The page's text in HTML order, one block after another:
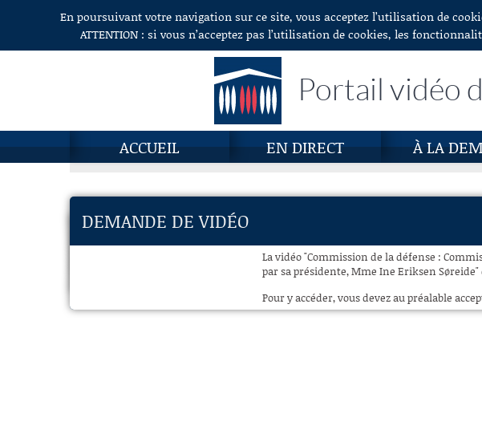
Aller au contenuEn poursuivant votre navigation sur ce site, vous acceptez l’utilisation de
ATTENTION : si vous n’acceptez pas l’utilisation de cookies, les
Portail vidéo
ACCUEIL EN DIRECT À LA
DEMANDE DE VIDÉO
La vidéo "Commission de la défense :
par sa présidente, Mme Ine Eriksen
Pour y accéder, vous devez au préalable